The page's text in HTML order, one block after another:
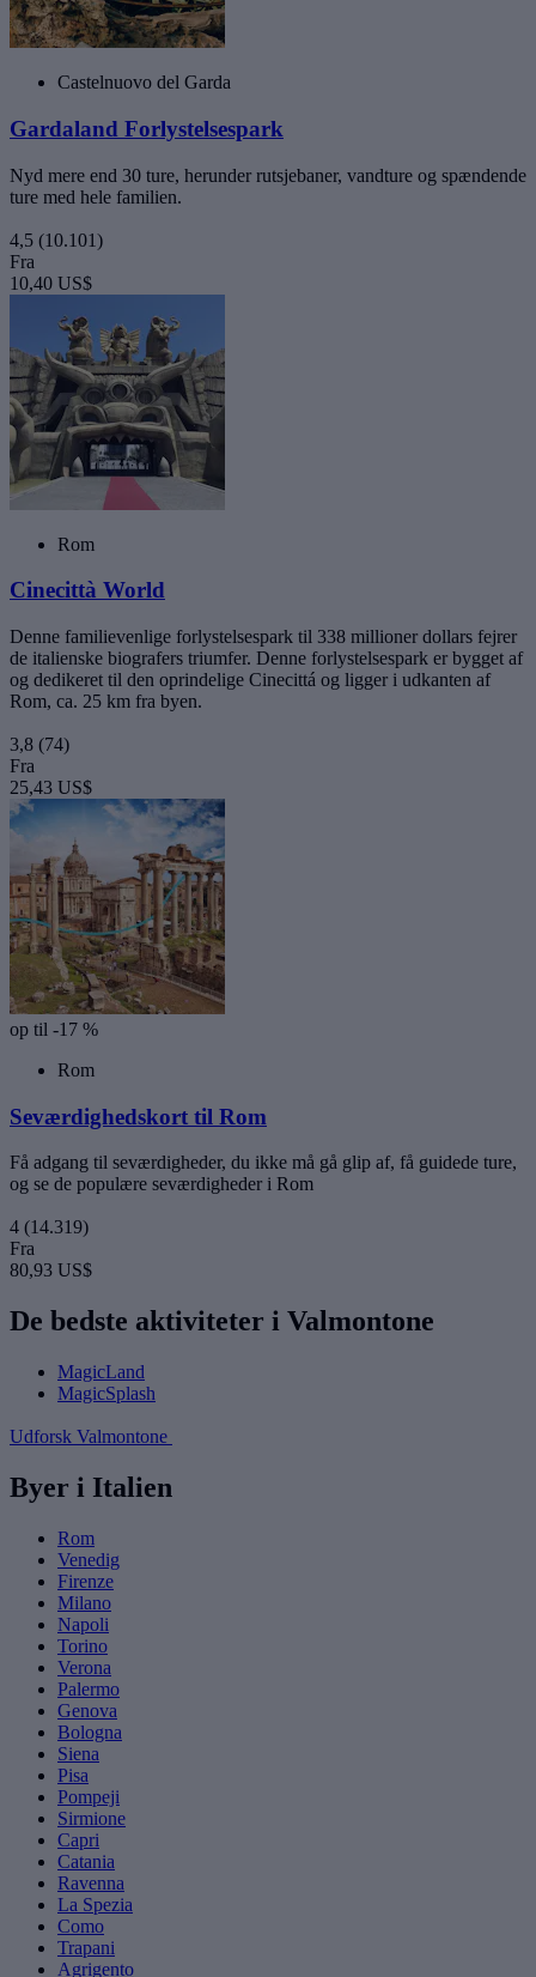
Castelnuovo del Garda
Gardaland Forlystelsespark
Nyd mere end 30 ture, herunder rutsjebaner, vandture og spændende
ture med hele familien.
4,5 (10.101)
Fra
10,40 US$
Rom
Cinecittà World
Denne familievenlige forlystelsespark til 338 millioner dollars fejrer
de italienske biografers triumfer. Denne forlystelsespark er bygget af
og dedikeret til den oprindelige Cinecittá og ligger i udkanten af
Rom, ca. 25 km fra byen.
3,8 (74)
Fra
25,43 US$
op til -17 %
Rom
Seværdighedskort til Rom
Få adgang til seværdigheder, du ikke må gå glip af, få guidede ture,
og se de populære seværdigheder i Rom
4 (14.319)
Fra
80,93 US$
De bedste aktiviteter i Valmontone
MagicLand
MagicSplash
Udforsk Valmontone
Byer i Italien
Rom
Venedig
Firenze
Milano
Napoli
Torino
Verona
Palermo
Genova
Bologna
Siena
Pisa
Pompeji
Sirmione
Capri
Catania
Ravenna
La Spezia
Como
Trapani
Agrigento